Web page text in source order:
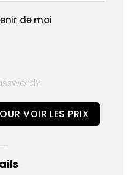
de moi
VOIR LES PRIX